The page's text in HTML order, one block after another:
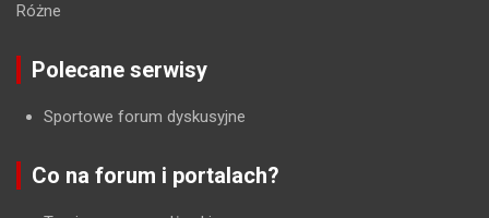
Różne
Polecane serwisy
Sportowe forum dyskusyjne
Co na forum i portalach?